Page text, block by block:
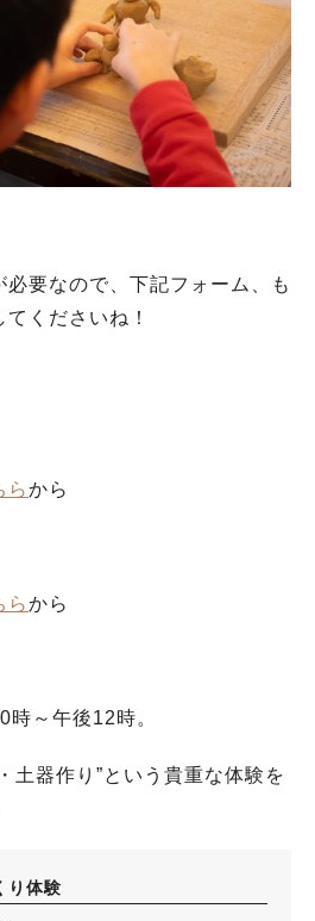
必要なので、下記フォーム、も
くださいね！
らから
らから
時～午後12時。
土器作り”という貴重な体験を
り体験